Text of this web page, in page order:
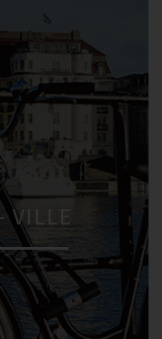
VILLE